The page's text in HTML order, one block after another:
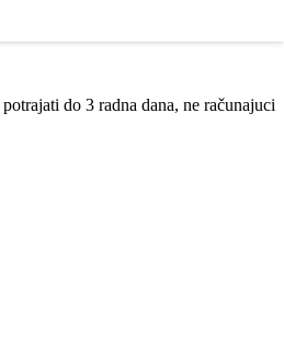
do 3 radna dana, ne računajuci